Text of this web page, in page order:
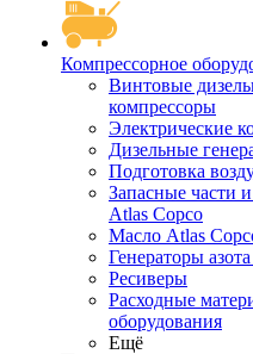
Компрессорное
Винтовые
компрессоры
Электрические
Дизельные
Подготовка
Запасные части
Atlas Copco
Масло Atlas
Генераторы
Ресиверы
Расходные
оборудования
Ещё